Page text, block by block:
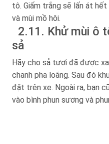
tô. Giấm trắng sẽ lấn át
và mùi mồ hôi.
2.11. Khử mùi ô
sả
Hãy cho sả tươi đã được
chanh pha loãng. Sau đó
đặt trên xe. Ngoài ra, bạn
vào bình phun sương và